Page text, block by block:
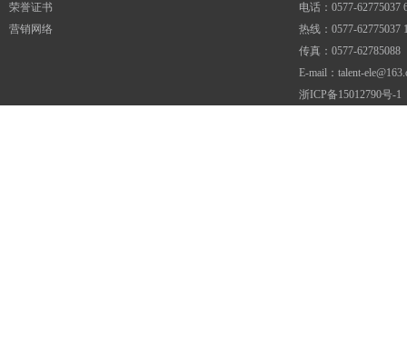
荣誉证书
营销网络
电话：0577-62775037
热线：0577-62775037
传真：0577-62785088
E-mail：talent-
浙ICP备15012790号-1